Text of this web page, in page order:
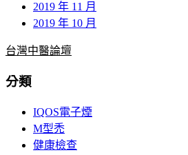
2019 年 11 月
2019 年 10 月
台灣中醫論壇
分類
IQOS電子煙
M型禿
健康檢查